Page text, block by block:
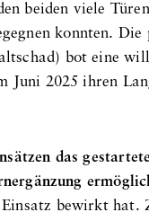
beiden viele
konnten.
bot eine
Juni 2025 ihren
das
bewirkt hat.